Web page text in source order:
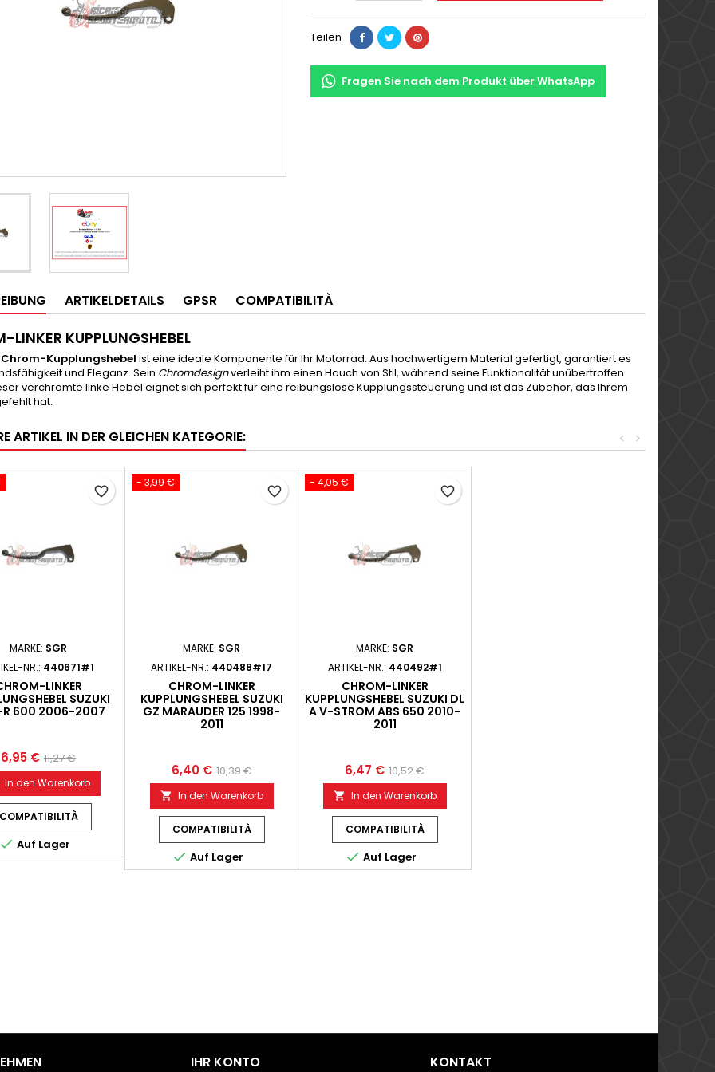
Teilen
Fragen Sie nach dem Produkt über WhatsApp
ARTIKELDETAILS GPSR COMPATIBILITÀ
LINKER KUPPLUNGSHEBEL
Kupplungshebel ist eine ideale Komponente für Ihr Motorrad. Aus hochwertigem Material gefertigt, garantiert es
und Eleganz. Sein Chromdesignverleiht ihm einen Hauch von Stil, während seine Funktionalität unübertroffen
verchromte linke Hebel eignet sich perfekt für eine reibungslose Kupplungssteuerung und ist das Zubehör, das Ihrem
hat.
ARTIKEL IN DER GLEICHEN KATEGORIE: >
<
MARKE: SGR
NR.: 440671#1
LINKER
SUZUKI
R 600 2006-2007
6,95 € 11,27 €
In den Warenkorb
COMPATIBILITÀ
 Auf Lager
favorite_border
- 3,99 €
MARKE: SGR
ARTIKEL-NR.: 440488#17
CHROM-LINKER
KUPPLUNGSHEBEL SUZUKI
GZ MARAUDER 125 1998-
2011
6,40 € 10,39 €
 In den Warenkorb
COMPATIBILITÀ
 Auf Lager
favorite_border
- 4,05 €
MARKE: SGR
ARTIKEL-NR.: 440492#1
CHROM-LINKER
KUPPLUNGSHEBEL SUZUKI DL
A V-STROM ABS 650 2010-
2011
6,47 € 10,52 €
 In den Warenkorb
COMPATIBILITÀ
 Auf Lager
favorite_border
IHR KONTO KONTAKT